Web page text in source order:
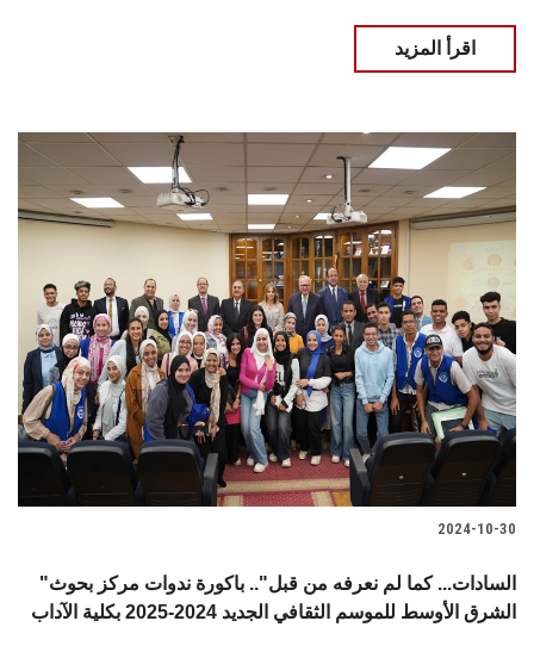
اقرأ المزيد
2024-10-30
"السادات... كما لم نعرفه من قبل".. باكورة ندوات مركز بحوث
الشرق الأوسط للموسم الثقافي الجديد 2024-2025 بكلية الآداب